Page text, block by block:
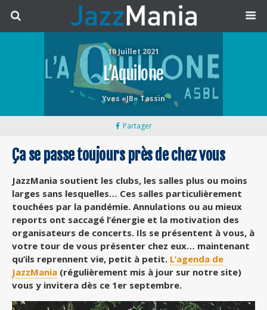
10 Juillet 2021
L’Aquilone
Yves «JB» Tassin
Partager
Ça se passe toujours près de chez vous
JazzMania soutient les clubs, les salles plus ou moins
larges sans lesquelles… Ces salles particulièrement
touchées par la pandémie. Annulations ou au mieux
reports ont saccagé l’énergie et la motivation des
organisateurs de concerts. Ils se présentent à vous, à
votre tour de vous présenter chez eux… maintenant
qu’ils reprennent vie, petit à petit. L’agenda de
JazzMania (régulièrement mis à jour sur notre site)
vous y invitera dès ce 1er septembre.